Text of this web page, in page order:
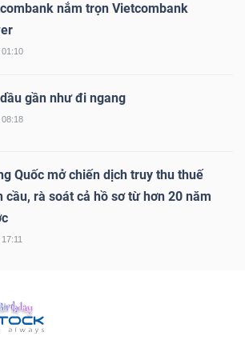
nắm trọn Vietcombank
gần như đi ngang
Quốc mở chiến dịch truy thu thuế
cầu, rà soát cả hồ sơ từ hơn 20 năm